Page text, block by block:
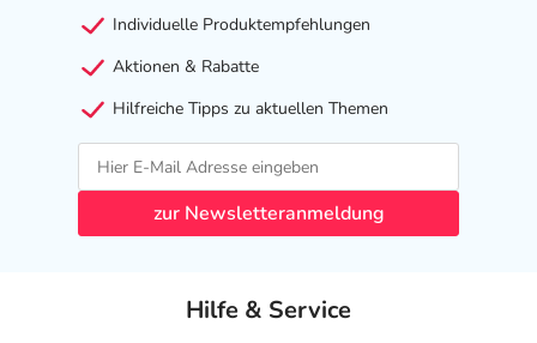
Individuelle Produktempfehlungen
Aktionen & Rabatte
Hilfreiche Tipps zu aktuellen Themen
zur Newsletteranmeldung
Hilfe & Service